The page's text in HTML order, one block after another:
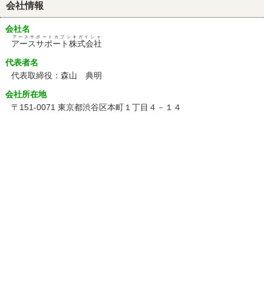
会社情報
会社名
アースサポート株式会社
アースサポートカブシキガイシャ
代表者名
代表取締役：森山 典明
会社所在地
〒151-0071 東京都渋谷区本町１丁目４－１４